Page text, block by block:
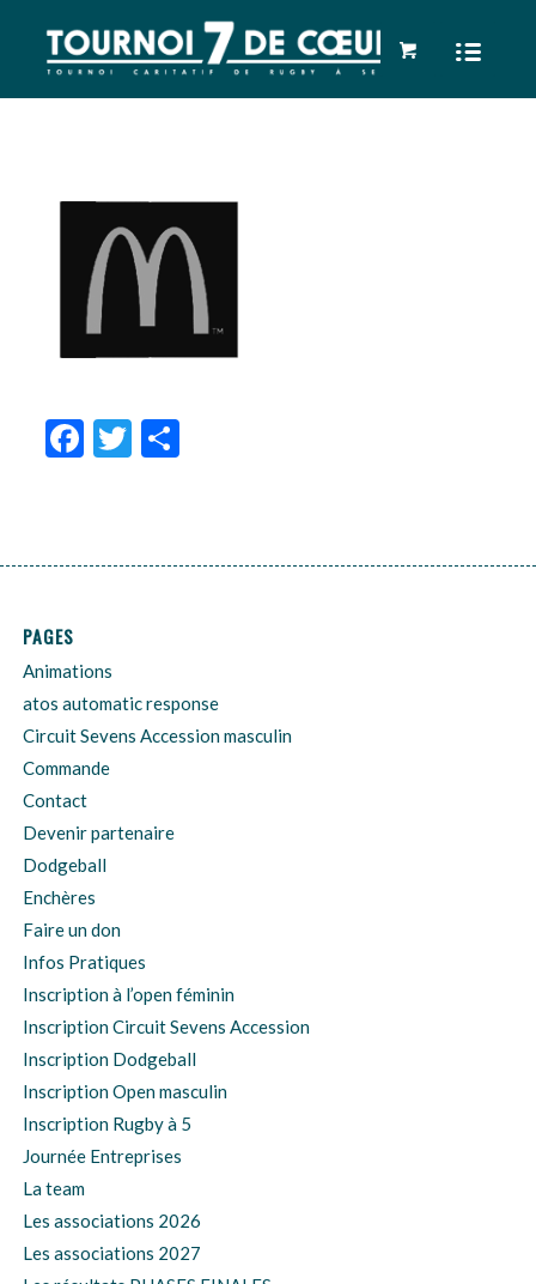
Facebook
Twitter
Partager
PAGES
Animations
atos automatic response
Circuit Sevens Accession masculin
Commande
Contact
Devenir partenaire
Dodgeball
Enchères
Faire un don
Infos Pratiques
Inscription à l’open féminin
Inscription Circuit Sevens Accession
Inscription Dodgeball
Inscription Open masculin
Inscription Rugby à 5
Journée Entreprises
La team
Les associations 2026
Les associations 2027